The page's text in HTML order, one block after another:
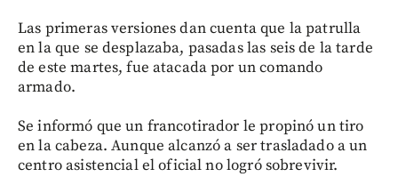
Las primeras versiones dan cuenta que la patrulla
en la que se desplazaba, pasadas las seis de la tarde
de este martes, fue atacada por un comando
armado.
Se informó que un francotirador le propinó un tiro
en la cabeza. Aunque alcanzó a ser trasladado a un
centro asistencial el oficial no logró sobrevivir.